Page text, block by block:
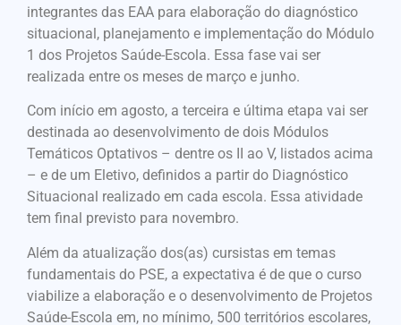
integrantes das EAA para elaboração do diagnóstico
situacional, planejamento e implementação do Módulo
1 dos Projetos Saúde-Escola. Essa fase vai ser
realizada entre os meses de março e junho.
Com início em agosto, a terceira e última etapa vai ser
destinada ao desenvolvimento de dois Módulos
Temáticos Optativos – dentre os II ao V, listados acima
– e de um Eletivo, definidos a partir do Diagnóstico
Situacional realizado em cada escola. Essa atividade
tem final previsto para novembro.
Além da atualização dos(as) cursistas em temas
fundamentais do PSE, a expectativa é de que o curso
viabilize a elaboração e o desenvolvimento de Projetos
Saúde-Escola em, no mínimo, 500 territórios escolares,